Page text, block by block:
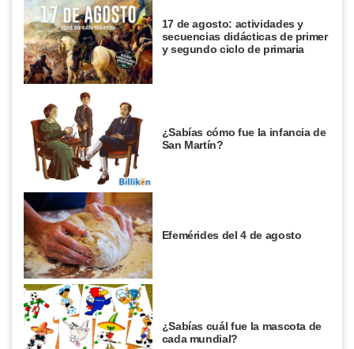
17 de agosto: actividades y
secuencias didácticas de primer
y segundo ciclo de primaria
¿Sabías cómo fue la infancia de
San Martín?
Efemérides del 4 de agosto
¿Sabías cuál fue la mascota de
cada mundial?